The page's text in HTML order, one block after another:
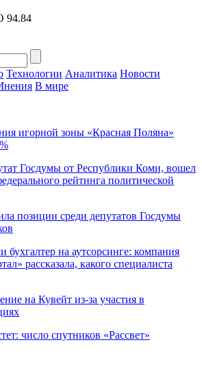
94.84
Технологии Аналитика Новости
В мире
игорной зоны «Красная Поляна»
Госдумы от Республики Коми, вошел
рейтинга политической
позиции среди депутатов Госдумы
бухгалтер на аутсорсинге: компания
рассказала, какого специалиста
на Кувейт из-за участия в
число спутников «Рассвет»